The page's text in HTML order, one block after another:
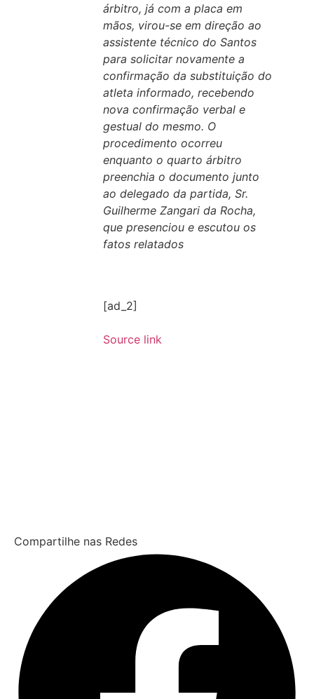
árbitro, já com a placa em
mãos, virou-se em direção ao
assistente técnico do Santos
para solicitar novamente a
confirmação da substituição do
atleta informado, recebendo
nova confirmação verbal e
gestual do mesmo. O
procedimento ocorreu
enquanto o quarto árbitro
preenchia o documento junto
ao delegado da partida, Sr.
Guilherme Zangari da Rocha,
que presenciou e escutou os
fatos relatados
[ad_2]
Source link
Compartilhe nas Redes